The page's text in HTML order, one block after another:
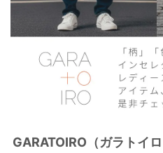
GARATOIRO（ガラトイ